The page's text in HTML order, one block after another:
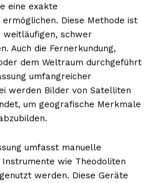
eine exakte
Diese Methode ist
weitläufigen, schwer
Auch die Fernerkundung,
dem Weltraum durchgeführt
umfangreicher
werden Bilder von Satelliten
um geografische Merkmale
umfasst manuelle
Instrumente wie Theodoliten
werden. Diese Geräte